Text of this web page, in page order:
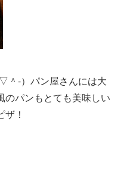
＾‐）パン屋さんには大
のパンもとても美味しい
！